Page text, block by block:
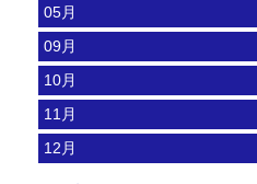
05月
09月
10月
11月
12月